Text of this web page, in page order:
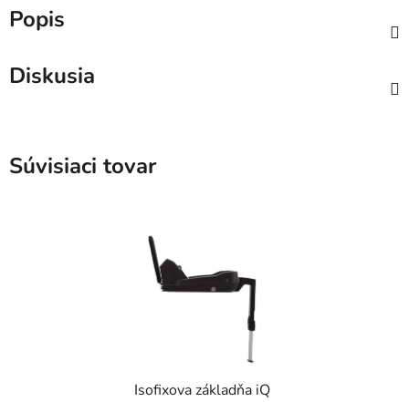
Popis
Diskusia
Súvisiaci tovar
Isofixova základňa iQ